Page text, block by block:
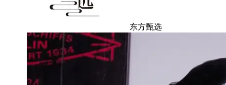
东方甄选